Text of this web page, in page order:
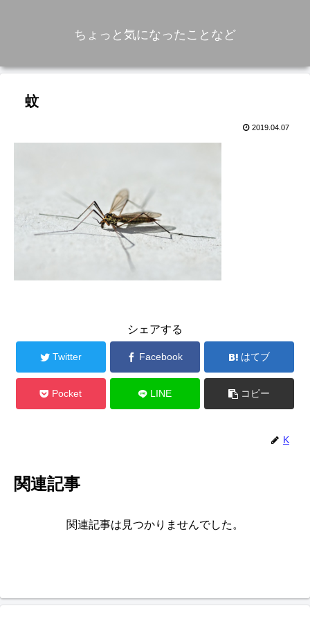
ちょっと気になったことなど
蚊
2019.04.07
シェアする
Twitter Facebook はてブ
Pocket LINE コピー
K
関連記事
関連記事は見つかりませんでした。